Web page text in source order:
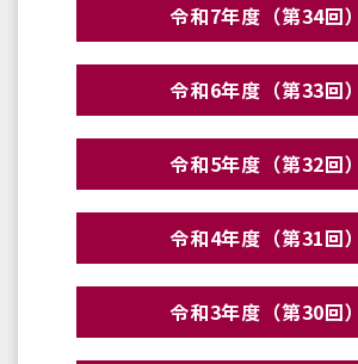
令和7年度（第34回）
令和6年度（第33回）
令和5年度（第32回）
令和4年度（第31回）
令和3年度（第30回）